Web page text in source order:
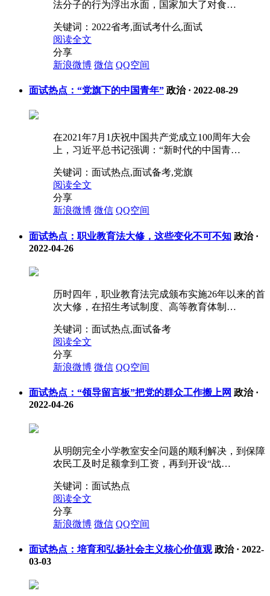
法分子的行为浮出水面，国家加大了对食…
关键词： 2022省考,面试考什么,面试
阅读全文
分享
新浪微博 微信 QQ空间
面试热点：“党旗下的中国青年” 政治· 2022-08-29
在2021年7月1庆祝中国共产党成立100周年大会
上，习近平总书记强调：“新时代的中国青…
关键词： 面试热点,面试备考,党旗
阅读全文
分享
新浪微博 微信 QQ空间
面试热点：职业教育法大修，这些变化不可不知 政治·
2022-04-26
历时四年，职业教育法完成颁布实施26年以来的首
次大修，在招生考试制度、高等教育体制…
关键词： 面试热点,面试备考
阅读全文
分享
新浪微博 微信 QQ空间
面试热点：“领导留言板”把党的群众工作搬上网 政治·
2022-04-26
从明朗完全小学教室安全问题的顺利解决，到保障
农民工及时足额拿到工资，再到开设“战…
关键词： 面试热点
阅读全文
分享
新浪微博 微信 QQ空间
面试热点：培育和弘扬社会主义核心价值观 政治· 2022-
03-03